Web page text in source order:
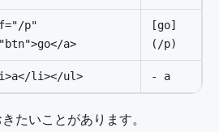
p"
a>
[go]
(/p)
li></ul> - a
たいことがあります。